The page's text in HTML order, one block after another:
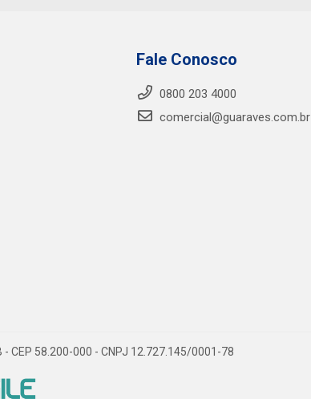
Fale Conosco
0800 203 4000
comercial@guaraves.com.br
CEP 58.200-000 - CNPJ 12.727.145/0001-78